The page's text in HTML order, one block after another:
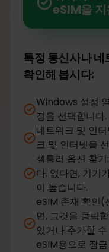
eSIM을
특정 통신사나
확인해 봅시다:
Windows 설정
정을 선택합니다.
네트워크 및 인
크 및 인터넷을
셀룰러 옵션 찾
다. 없다면, 기기
이 높습니다.
eSIM 존재 확인(
면, 그것을 클릭
있거나 추가할
eSIM용으로 잠